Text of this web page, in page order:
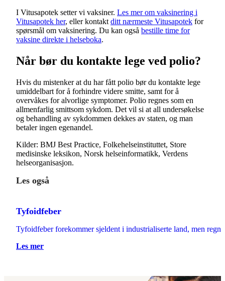
I Vitusapotek setter vi vaksiner. Les mer om vaksinering i
Vitusapotek her, eller kontakt ditt nærmeste Vitusapotek for
spørsmål om vaksinering. Du kan også bestille time for
vaksine direkte i helseboka.
Når bør du kontakte lege ved polio?
Hvis du mistenker at du har fått polio bør du kontakte lege
umiddelbart for å forhindre videre smitte, samt for å
overvåkes for alvorlige symptomer. Polio regnes som en
allmenfarlig smittsom sykdom. Det vil si at all undersøkelse
og behandling av sykdommen dekkes av staten, og man
betaler ingen egenandel.
Kilder: BMJ Best Practice, Folkehelseinstituttet, Store
medisinske leksikon, Norsk helseinformatikk, Verdens
helseorganisasjon.
Les også
Tyfoidfeber
Tyfoidfeber forekommer sjeldent i industrialiserte land, men
Les mer